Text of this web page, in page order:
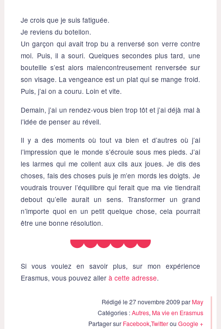
Je crois que je suis fatiguée.
Je reviens du botellon.
Un garçon qui avait trop bu a renversé son verre contre
moi. Puis, il a souri. Quelques secondes plus tard, une
bouteille s’est alors malencontreusement renversée sur
son visage. La vengeance est un plat qui se mange froid.
Puis, j’ai on a couru. Loin et vite.
Demain, j’ai un rendez-vous bien trop tôt et j’ai déjà mal à
l’idée de penser au réveil.
Il y a des moments où tout va bien et d’autres où j’ai
l’impression que le monde s’écroule sous mes pieds. J’ai
les larmes qui me collent aux cils aux joues. Je dis des
choses, fais des choses puis je m’en mords les doigts. Je
voudrais trouver l’équilibre qui ferait que ma vie tiendrait
debout qu’elle aurait un sens. Transformer un grand
n’importe quoi en un petit quelque chose, cela pourrait
être une bonne résolution.
Si vous voulez en savoir plus, sur mon expérience
Erasmus, vous pouvez aller à cette adresse.
Rédigé le 27 novembre 2009 par May
Catégories :Autres, Ma vie en Erasmus
Partager sur Facebook,TwitterouGoogle +